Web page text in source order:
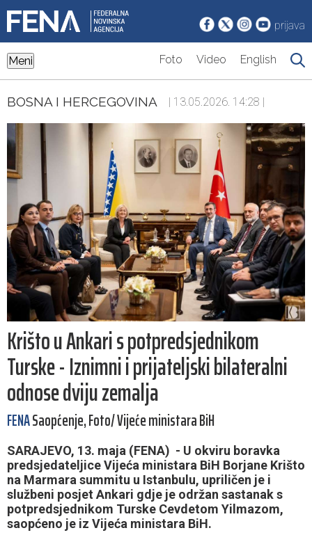
prijava
Meni Foto Video English
BOSNA I HERCEGOVINA | 13.05.2026. 14:28 |
Krišto u Ankari s potpredsjednikom
Turske - Iznimni i prijateljski bilateralni
odnose dviju zemalja
FENASaopćenje, Foto/ Vijeće ministara BiH
SARAJEVO, 13. maja (FENA) - U okviru boravka
predsjedateljice Vijeća ministara BiH Borjane Krišto
na Marmara summitu u Istanbulu, upriličen je i
službeni posjet Ankari gdje je održan sastanak s
potpredsjednikom Turske Cevdetom Yilmazom,
saopćeno je iz Vijeća ministara BiH.